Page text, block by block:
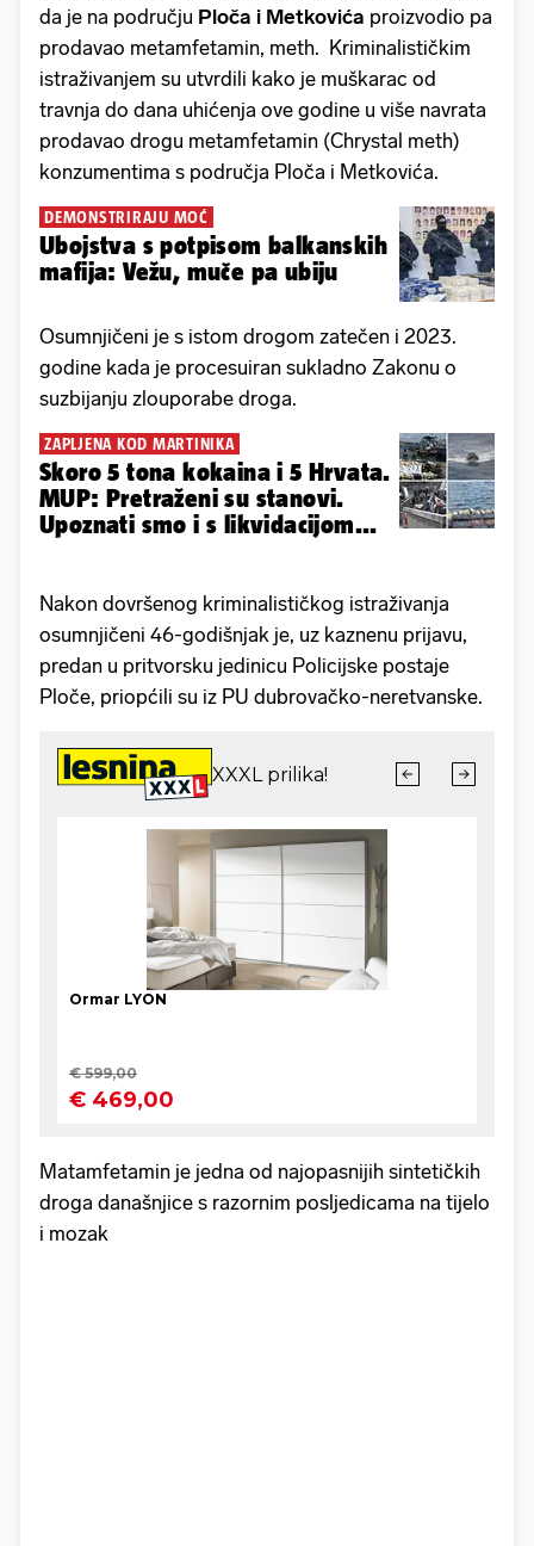
da je na području Ploča i Metkovića proizvodio pa
prodavao metamfetamin, meth. Kriminalističkim
istraživanjem su utvrdili kako je muškarac od
travnja do dana uhićenja ove godine u više navrata
prodavao drogu metamfetamin (Chrystal meth)
konzumentima s područja Ploča i Metkovića.
DEMONSTRIRAJU MOĆ
Ubojstva s potpisom balkanskih
mafija: Vežu, muče pa ubiju
Osumnjičeni je s istom drogom zatečen i 2023.
godine kada je procesuiran sukladno Zakonu o
suzbijanju zlouporabe droga.
ZAPLJENA KOD MARTINIKA
Skoro 5 tona kokaina i 5 Hrvata.
MUP: Pretraženi su stanovi.
Upoznati smo i s likvidacijom...
Nakon dovršenog kriminalističkog istraživanja
osumnjičeni 46-godišnjak je, uz kaznenu prijavu,
predan u pritvorsku jedinicu Policijske postaje
Ploče, priopćili su iz PU dubrovačko-neretvanske.
Matamfetamin je jedna od najopasnijih sintetičkih
droga današnjice s razornim posljedicama na tijelo
i mozak